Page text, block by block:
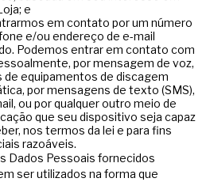
e
em contato por um número
e/ou endereço de e-mail
Podemos entrar em contato com
por mensagem de voz,
de equipamentos de discagem
por mensagens de texto (SMS),
ou por qualquer outro meio de
que seu dispositivo seja capaz
nos termos da lei e para fins
razoáveis.
Dados Pessoais fornecidos
ser utilizados na forma que